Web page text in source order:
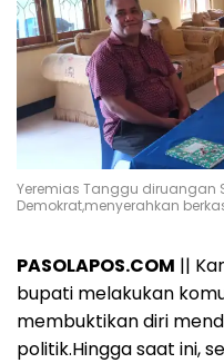
Yeremias Tanggu diruangan
Demokrat,menyerahkan
PASOLAPOS.COM ||
bupati melakukan
membuktikan diri
politik.Hingga saat ini,